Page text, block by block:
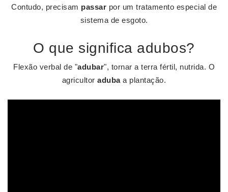
Contudo, precisam passar por um tratamento especial de
sistema de esgoto.
O que significa adubos?
Flexão verbal de "adubar", tornar a terra fértil, nutrida. O
agricultoradubaa plantação.